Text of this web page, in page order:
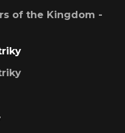
of the Kingdom -